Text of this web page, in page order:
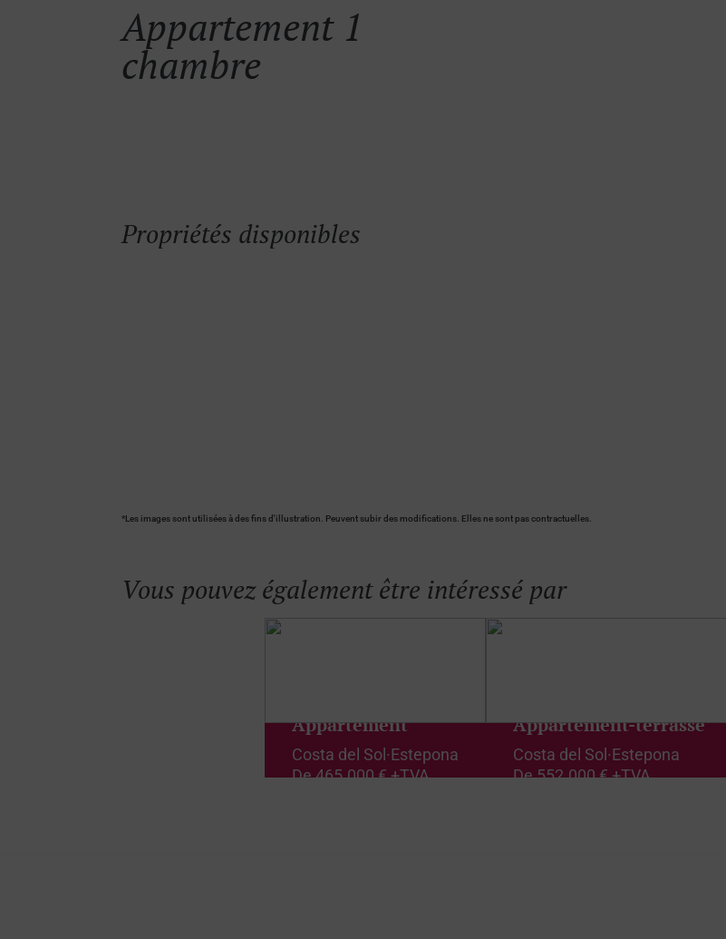
Appartement 1
chambre
Propriétés disponibles
*Les images sont utilisées à des fins d'illustration. Peuvent subir des modifications. Elles ne sont pas contractuelles.
Vous pouvez également être intéressé par
Appartement
Costa del Sol ·Estepona
De465.000 € +TVA
Appartement-terrasse
Costa del Sol ·Estepona
De552.000 € +TVA